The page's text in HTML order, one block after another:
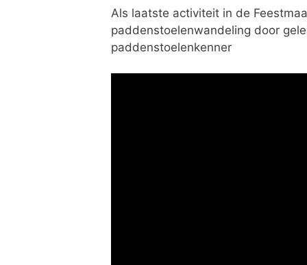
Als laatste activiteit in de
paddenstoelenwandeling door
paddenstoelenkenner